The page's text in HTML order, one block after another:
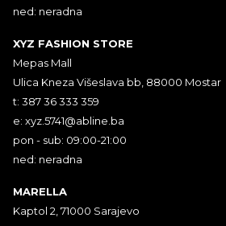
ned: neradna
XYZ FASHION STORE
Mepas Mall
Ulica Kneza Višeslava bb, 88000 Mostar
t: 387 36 333 359
e: xyz.5741@abline.ba
pon - sub: 09:00-21:00
ned: neradna
MARELLA
Kaptol 2, 71000 Sarajevo